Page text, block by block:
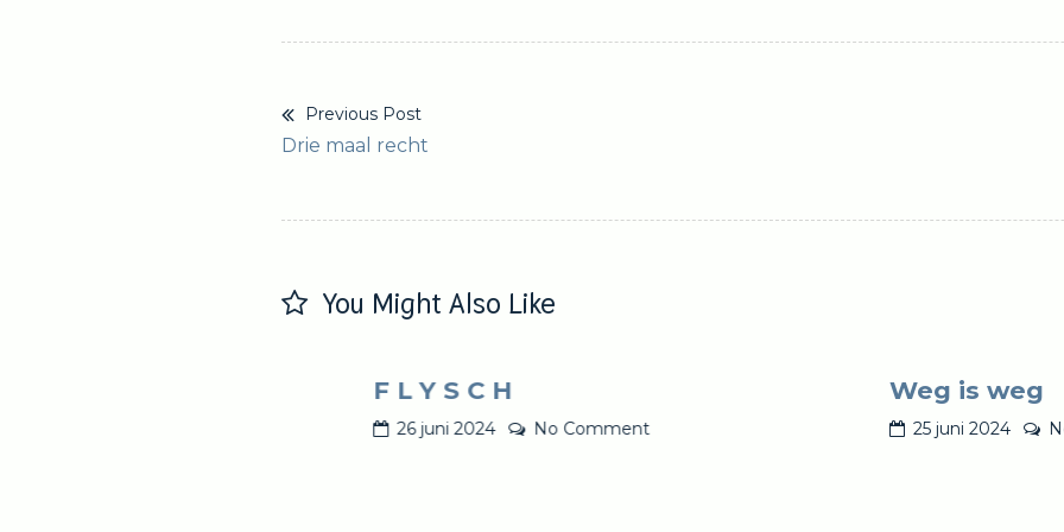
Bericht
Previous Post
Previous
Drie maal recht
You Might Also Like
F L Y S C H
26 juni 2024 No Comment
Weg is weg
25 juni 2024 No